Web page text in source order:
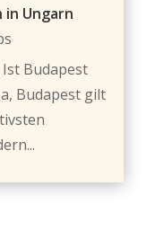
in Ungarn
Budapest
Budapest gilt